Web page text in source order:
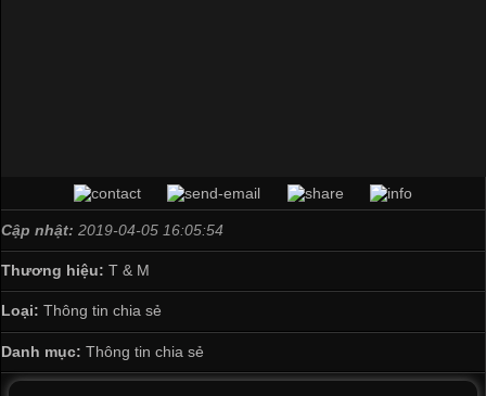
Cập nhật: 2019-04-05 16:05:54
Thương hiệu: T & M
Loại: Thông tin chia sẻ
Danh mục: Thông tin chia sẻ